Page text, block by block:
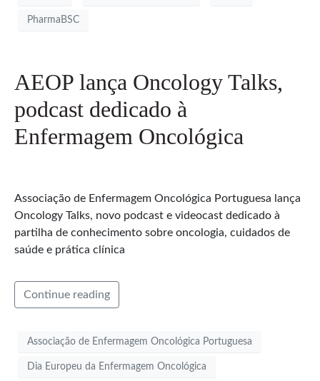
PharmaBSC
AEOP lança Oncology Talks,
podcast dedicado à
Enfermagem Oncológica
Associação de Enfermagem Oncológica Portuguesa lança
Oncology Talks, novo podcast e videocast dedicado à
partilha de conhecimento sobre oncologia, cuidados de
saúde e prática clínica
Continue reading
Associação de Enfermagem Oncológica Portuguesa
Dia Europeu da Enfermagem Oncológica